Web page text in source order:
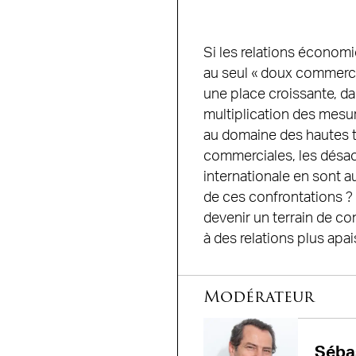
Si les relations
au seul « doux
une place croissante,
multiplication des
au domaine des
commerciales, les
internationale en sont
de ces confrontations ?
devenir un terrain de
à des relations plus
Modérateur